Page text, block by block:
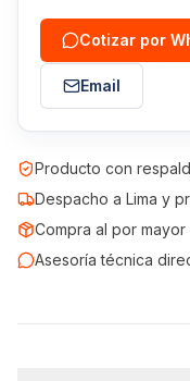
Cotizar por
Email
Producto con
Despacho a Lima y
Compra al por mayor
Asesoría técnica